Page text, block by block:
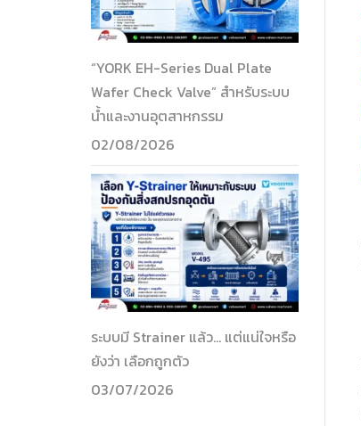
“YORK EH-Series Dual Plate
Wafer Check Valve” สำหรับระบบ
น้ำและงานอุตสาหกรรม
02/08/2026
ระบบมี Strainer แล้ว… แต่แน่ใจหรือ
ยังว่า เลือกถูกตัว
03/07/2026